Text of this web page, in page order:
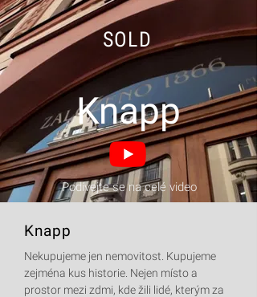
SOLD
Knapp
Podívejte se na celé video
Knapp
Nekupujeme jen nemovitost. Kupujeme
zejména kus historie. Nejen místo a
prostor mezi zdmi, kde žili lidé, kterým za